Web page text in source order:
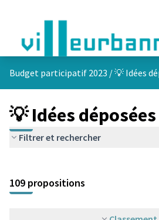
Budget participatif 2023 /💡 Idées
💡 Idées déposées
Filtrer et rechercher
+
−
109 propositions